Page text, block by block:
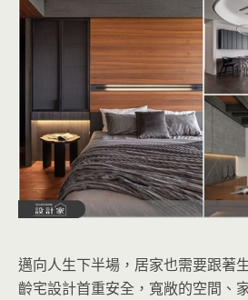
邁向人生下半場，居家也需要跟著
齡宅設計首重安全，寬敞的空間、